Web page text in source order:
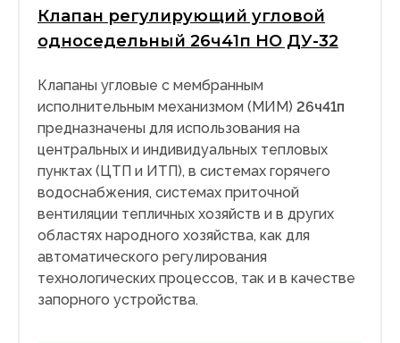
Клапан регулирующий угловой
односедельный 26ч41п НО ДУ-32
Клапаны угловые с мембранным
исполнительным механизмом (МИМ) 26ч41п
предназначены для использования на
центральных и индивидуальных тепловых
пунктах (ЦТП и ИТП), в системах горячего
водоснабжения, системах приточной
вентиляции тепличных хозяйств и в других
областях народного хозяйства, как для
автоматического регулирования
технологических процессов, так и в качестве
запорного устройства.